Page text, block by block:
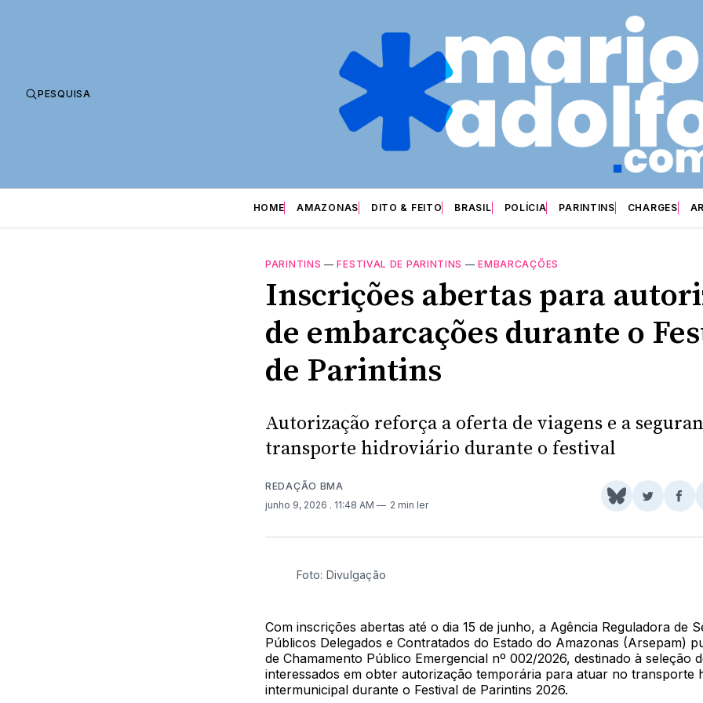
PESQUISA
HOME AMAZONAS DITO & FEITO BRASIL POLÍCIA PARINTINS CHARGES
PARINTINS —FESTIVAL DE PARINTINS —EMBARCAÇÕES
Inscrições abertas para
de embarcações durante o
de Parintins
Autorização reforça a oferta de viagens e a
transporte hidroviário durante o festival
REDAÇÃO BMA
junho 9, 2026 . 11:48 AM 2 min ler
Share
BlueSkyTwitter
Foto: Divulgação
Com inscrições abertas até o dia 15 de junho, a Agência Reguladora de
Públicos Delegados e Contratados do Estado do Amazonas (Arsepam)
de Chamamento Público Emergencial nº 002/2026, destinado à seleção
interessados em obter autorização temporária para atuar no transporte
intermunicipal durante o Festival de Parintins 2026.